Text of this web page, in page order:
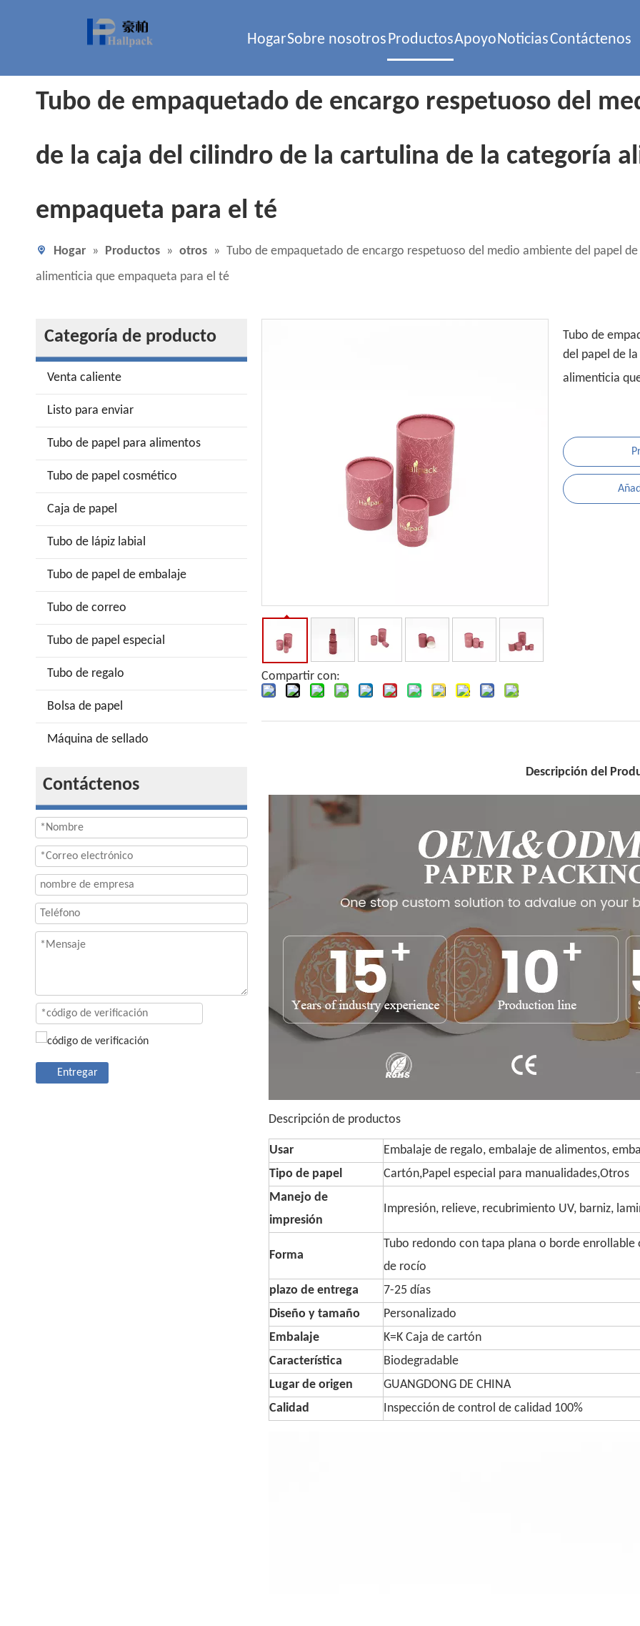
HogarSobre nosotrosProductosApoyoNoticiasContáctenos
Tubo de empaquetado de encargo respetuoso del
de la caja del cilindro de la cartulina de la categoría
empaqueta para el té
Hogar » Productos » otros » Tubo de empaquetado de encargo respetuoso del medio ambiente del papel
alimenticia que empaqueta para el té
Categoría de producto
Venta caliente
Listo para enviar
Tubo de papel para alimentos
Tubo de papel cosmético
Caja de papel
Tubo de lápiz labial
Tubo de papel de embalaje
Tubo de correo
Tubo de papel especial
Tubo de regalo
Bolsa de papel
Máquina de sellado
Contáctenos
Entregar
Compartir con:
Tubo de
del papel de
alimenticia
Descripción del
Descripción de productos
Usar
Embalaje de regalo, embalaje de alimentos,
Tipo de papel
Cartón,Papel especial para manualidades,Otros
Manejo de
impresión
Impresión, relieve, recubrimiento UV, barniz,
Forma
Tubo redondo con tapa plana o borde
de rocío
plazo de entrega
7-25 días
Diseño y tamaño
Personalizado
Embalaje
K=K Caja de cartón
Característica
Biodegradable
Lugar de origen
GUANGDONG DE CHINA
Calidad
Inspección de control de calidad 100%